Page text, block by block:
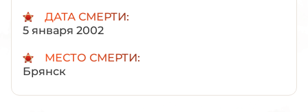
ДАТА СМЕРТИ:
5 января 2002
МЕСТО СМЕРТИ:
Брянск